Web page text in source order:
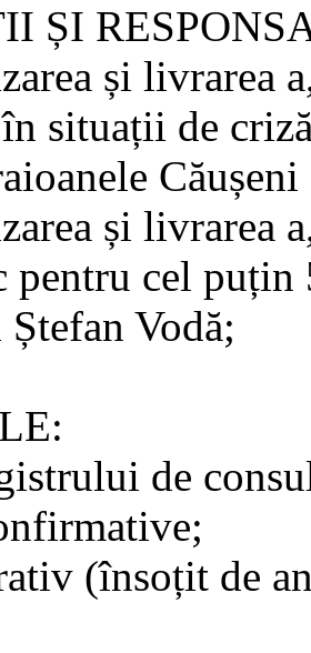
ȘI
și livrarea
situații de
Căușeni
și livrarea
pentru cel
Vodă;
de
(însoțit de